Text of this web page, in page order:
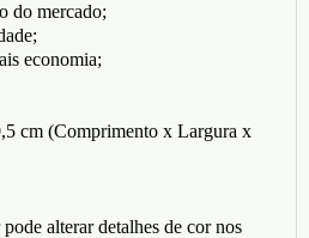
do mercado;
economia;
cm (Comprimento x Largura x
alterar detalhes de cor nos